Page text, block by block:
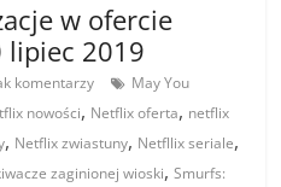
w ofercie
lipiec 2019
komentarzy
May You
nowości, Netflix oferta, netflix
, Netflix zwiastuny, Netfllix seriale,
zaginionej wioski,Smurfs: